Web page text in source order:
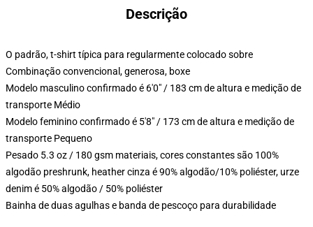
Descrição
O padrão, t-shirt típica para regularmente colocado sobre
Combinação convencional, generosa, boxe
Modelo masculino confirmado é 6'0" / 183 cm de altura e medição de
transporte Médio
Modelo feminino confirmado é 5'8" / 173 cm de altura e medição de
transporte Pequeno
Pesado 5.3 oz / 180 gsm materiais, cores constantes são 100%
algodão preshrunk, heather cinza é 90% algodão/10% poliéster, urze
denim é 50% algodão / 50% poliéster
Bainha de duas agulhas e banda de pescoço para durabilidade